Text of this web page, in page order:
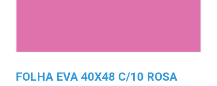
FOLHA EVA 40X48 C/10 ROSA